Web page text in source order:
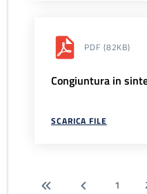
PDF (82KB)
Congiuntura in
SCARICA FILE
1